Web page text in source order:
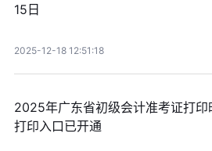
15日
2025-12-18 12:51:18
2025年广东省初级会计准考证打印
打印入口已开通